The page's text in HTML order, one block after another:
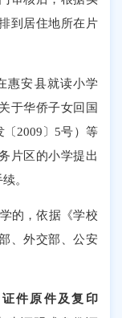
到居住地所在片
惠安县就读小学
于华侨子女回国
〔2009〕 5号） 等
片区的小学提出
。
的，依据《学校
、外交部、公安
件原件及复印